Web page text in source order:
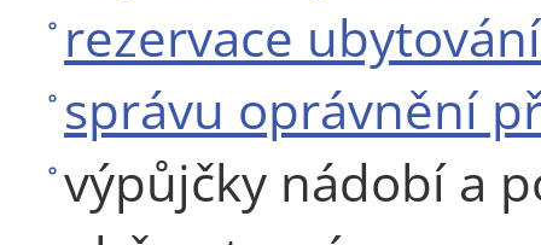
rezervace
správu oprávnění
výpůjčky nádobí a